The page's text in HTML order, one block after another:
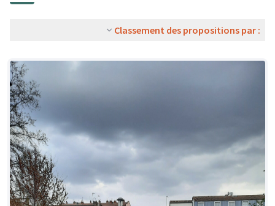
Classement des propositions par :